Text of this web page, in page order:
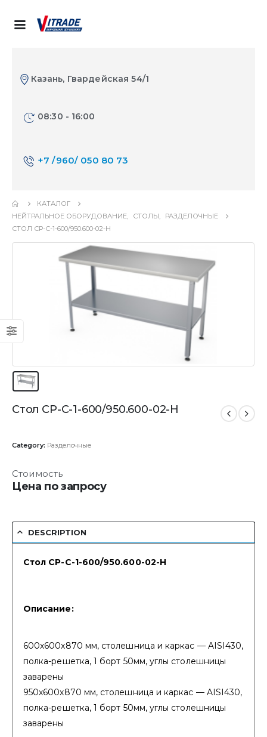
Казань, Гвардейская 54/1
08:30 - 16:00
+7 /960/ 050 80 73
КАТАЛОГ
НЕЙТРАЛЬНОЕ ОБОРУДОВАНИЕ, СТОЛЫ,
РАЗДЕЛОЧНЫЕ
СТОЛ СР-С-1-600/950.600-02-Н
Стол СР-С-1-600/950.600-02-Н
Category: Разделочные
Стоимость
Цена по запросу
DESCRIPTION
Стол СР-С-1-600/950.600-02-Н
Описание:
600х600х870 мм, столешница и каркас — AISI430,
полка-решетка, 1 борт 50мм, углы столешницы
заварены
950х600х870 мм, столешница и каркас — AISI430,
полка-решетка, 1 борт 50мм, углы столешницы
заварены